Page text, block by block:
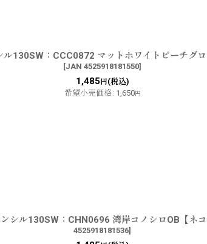
ル130SW：CCC0872 マットホワイトピーチグロ
[JAN 4525918181550]
1,485 円(税込)
希望小売価格: 1,650円
シル130SW：CHN0696 湾岸コノシロOB【ネコ
4525918181536]